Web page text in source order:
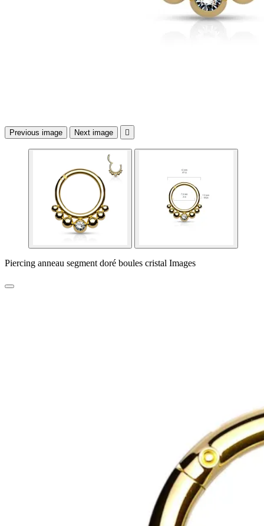
Previous image Next image 
Piercing anneau segment doré boules cristal Images